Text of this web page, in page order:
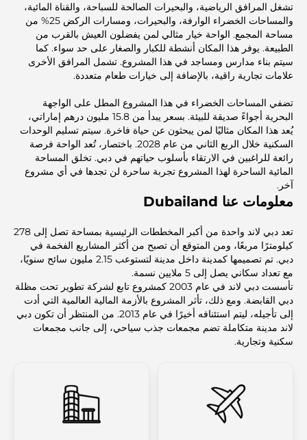
تشغل المرافق الرياضية، والبحيرات الصالحة للسباحة، والقناة المائية،
والمساحات الخضراء الوارفة، والبحيرات، ومسارات الركض 25% من
مساحة المجمع. الواحة خيار مثالي لمن يفضلون العيش بالقرب من
الطبيعة. يوفر هذا المكان أنشطة للكبار والصغار على حد سواء. كما
سيتم بناء مدارس ومساجد في هذا المشروع. تشمل المرافق الأخرى
علامات تجارية راقية، بالإضافة إلى خيارات طعام متعددة.
تضفي المساحات الخضراء في هذا المشروع المطل على الواجهة
البحرية أجواءً صديقة للبيئة. بسعر يبدأ من 15.8 مليون درهم إماراتي،
يُعد هذا المكان مثاليًا لمن يبحثون عن حياة فاخرة. سيتم تسليم الوحدات
السكنية خلال الربع الثاني من عام 2028. باختصار، تُعد الواحة فرصة
رائعة للراغبين في الارتقاء بأسلوب حياتهم في دبي. تخلق المساحة
المائية الساحرة لهذا المشروع تجربة ساحرة لن تجدها في أي مشروع
آخر.
معلومات عنا Dubailand
تعد دبي لاند واحدة من أكبر المخططات الرئيسية بمساحة تصل إلى 278
كيلومترًا مربعًا، ومن المتوقع أن تصبح من أكثر المشاريع الفخمة في
دبي. تم تصميمها كمدينة داخل مدينة لتستوعب 2.15 مليون سائح سنويًا،
مع تعداد سكاني يصل إلى 5 ملايين نسمة.
تأسست دبي لاند في عام 2003 كمشروع تابع لشركة تطوير تحت مظلة
دبي القابضة. ومع ذلك، تأثر المشروع بالأزمة المالية العالمية التي أدت
إلى تأجيله، ليتم استئنافه أخيرًا في عام 2013. من المنتظر أن تكون دبي
لاند مدينة متكاملة تضم مجمعات جذب سياحي، إلى جانب مجمعات
سكنية وتجارية.